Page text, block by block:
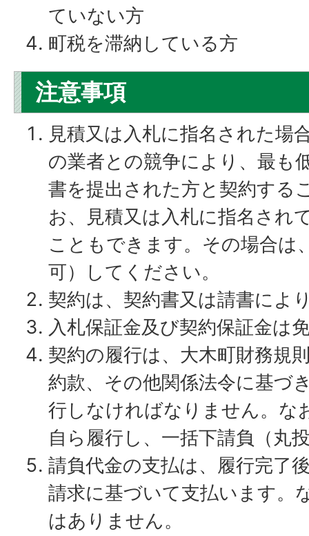
ていない方
町税を滞納している方
注意事項
見積又は入札に指名された場
の業者との競争により、最も
書を提出された方と契約する
お、見積又は入札に指名され
こともできます。その場合は
可）してください。
契約は、契約書又は請書によ
入札保証金及び契約保証金は
契約の履行は、大木町財務規
約款、その他関係法令に基づ
行しなければなりません。な
自ら履行し、一括下請負（丸
請負代金の支払は、履行完了
請求に基づいて支払います。
はありません。